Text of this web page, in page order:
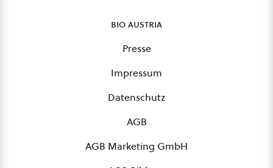
bio austria
Presse
Impressum
Datenschutz
AGB
AGB Marketing GmbH